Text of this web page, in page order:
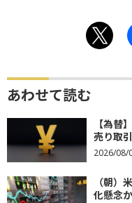
あわせて読む
【為替
売り取
2026/08/
（朝）
化懸念